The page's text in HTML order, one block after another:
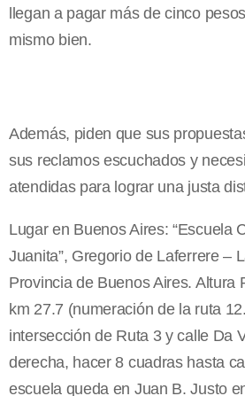
llegan a pagar más de cinco
mismo bien.
Además, piden que sus
sus reclamos escuchados y
atendidas para lograr una justa
Lugar en Buenos Aires: “Escuela
Juanita”, Gregorio de Laferrere –
Provincia de Buenos Aires. Altura
km 27.7 (numeración de la ruta
intersección de Ruta 3 y calle Da
derecha, hacer 8 cuadras hasta
escuela queda en Juan B. Justo